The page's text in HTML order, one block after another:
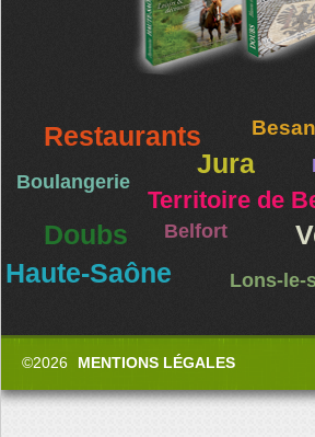
Restaurants
Jura
Boulangerie
Territoire de
Doubs Belfort
Haute-Saône
Lons-le-
©2026 MENTIONS LÉGALES